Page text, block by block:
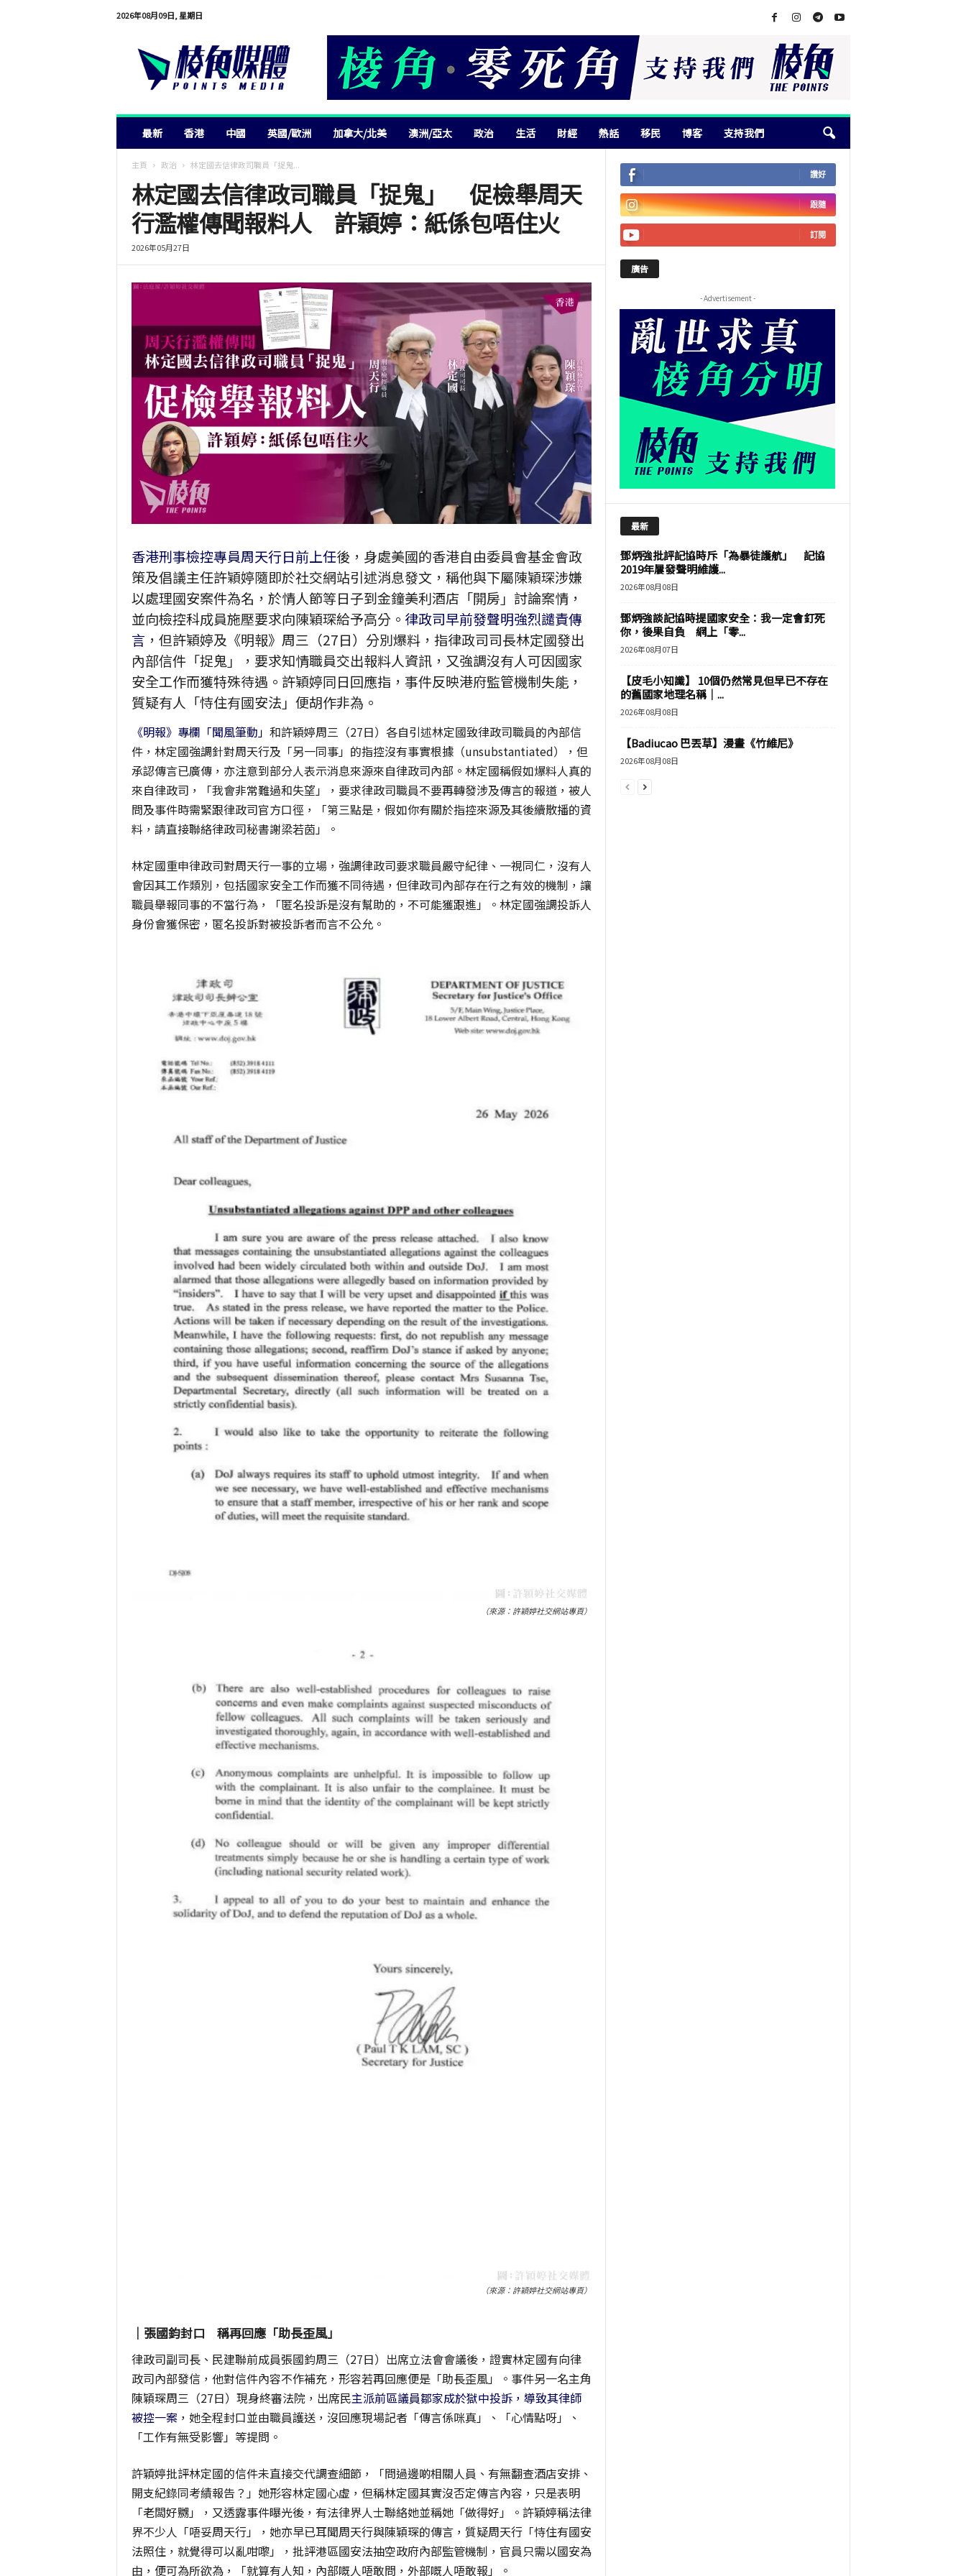
2026年08月09日, 星期日
最新 香港 中國 英國/歐洲 加拿大/北美 澳洲/亞太 政治 生活 財經 熱話 移民 博客 支持我們
主頁 政治 林定國去信律政司職員「捉鬼...
林定國去信律政司職員「捉鬼」 促檢舉周天
行濫權傳聞報料人 許穎婷：紙係包唔住火
2026年05月27日
香港刑事檢控專員周天行日前上任後，身處美國的香港自由委員會基金會政
策及倡議主任許穎婷隨即於社交網站引述消息發文，稱他與下屬陳穎琛涉嫌
以處理國安案件為名，於情人節等日子到金鐘美利酒店「開房」討論案情，
並向檢控科成員施壓要求向陳穎琛給予高分。 律政司早前發聲明強烈譴責傳
言 ，但許穎婷及《明報》周三（27日）分別爆料，指律政司司長林定國發出
內部信件「捉鬼」，要求知情職員交出報料人資訊，又強調沒有人可因國家
安全工作而獲特殊待遇。許穎婷同日回應指，事件反映港府監管機制失能，
質疑有人「恃住有國安法」便胡作非為。
《明報》專欄「聞風筆動」 和許穎婷周三（27日）各自引述林定國致律政司職員的內部信
件，林定國強調針對周天行及「另一同事」的指控沒有事實根據（unsubstantiated），但
承認傳言已廣傳，亦注意到部分人表示消息來源來自律政司內部。林定國稱假如爆料人真的
來自律政司，「我會非常難過和失望」，要求律政司職員不要再轉發涉及傳言的報道，被人
問及事件時需緊跟律政司官方口徑，「第三點是，假如你有關於指控來源及其後續散播的資
料，請直接聯絡律政司秘書謝梁若茵」。
林定國重申律政司對周天行一事的立場，強調律政司要求職員嚴守紀律、一視同仁，沒有人
會因其工作類別，包括國家安全工作而獲不同待遇，但律政司內部存在行之有效的機制，讓
職員舉報同事的不當行為，「匿名投訴是沒有幫助的，不可能獲跟進」。林定國強調投訴人
身份會獲保密，匿名投訴對被投訴者而言不公允。
（來源：許穎婷社交網站專頁）
（來源：許穎婷社交網站專頁）
｜張國鈞封口 稱再回應「助長歪風」
律政司副司長、民建聯前成員張國鈞周三（27日）出席立法會會議後，證實林定國有向律
政司內部發信，他對信件內容不作補充，形容若再回應便是「助長歪風」。事件另一名主角
陳穎琛周三（27日）現身終審法院，出席民主派前區議員鄒家成於獄中投訴，導致其律師
被控一案，她全程封口並由職員護送，沒回應現場記者「傳言係咪真」、「心情點呀」、
「工作有無受影響」等提問。
許穎婷批評林定國的信件未直接交代調查細節，「問過邊啲相關人員、有無翻查酒店安排、
開支紀錄同考績報告？」她形容林定國心虛，但稱林定國其實沒否定傳言內容，只是表明
「老闆好嬲」，又透露事件曝光後，有法律界人士聯絡她並稱她「做得好」。許穎婷稱法律
界不少人「唔妥周天行」，她亦早已耳聞周天行與陳穎琛的傳言，質疑周天行「恃住有國安
法照住，就覺得可以亂咁嚟」，批評港區國安法抽空政府內部監管機制，官員只需以國安為
由，便可為所欲為，「就算有人知，內部嘅人唔敢問，外部嘅人唔敢報」。
讚好
跟隨
訂閱
廣告
- Advertisement -
最新
鄧炳強批評記協時斥「為暴徒護航」 記協
2019年屢發聲明維護...
2026年08月08日
鄧炳強談記協時提國家安全：我一定會釘死
你，後果自負 網上「零...
2026年08月07日
【皮毛小知識】 10個仍然常見但早已不存在
的舊國家地理名稱｜...
2026年08月08日
【Badiucao 巴丟草】漫畫《竹維尼》
2026年08月08日